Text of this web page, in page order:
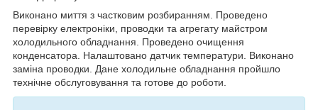
Виконано миття з частковим розбиранням. Проведено
перевірку електроніки, проводки та агрегату майстром
холодильного обладнання. Проведено очищення
конденсатора. Налаштовано датчик температури. Виконано
заміна проводки. Дане холодильне обладнання пройшло
технічне обслуговування та готове до роботи.